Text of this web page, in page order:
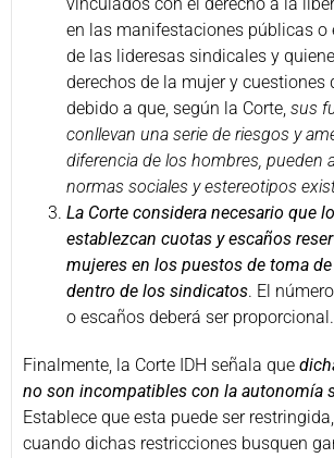
en las manifestaciones públicas o
de las lideresas sindicales y
derechos de la mujer y cuestiones
debido a que, según la Corte, sus
conllevan una serie de riesgos y
diferencia de los hombres, pueden
normas sociales y estereotipos
La Corte considera necesario que
establezcan cuotas y escaños
mujeres en los puestos de toma
dentro de los sindicatos. El
o escaños deberá ser proporcional.
Finalmente, la Corte IDH señala que
no son incompatibles con la autonomía
Establece que esta puede ser
cuando dichas restricciones busquen